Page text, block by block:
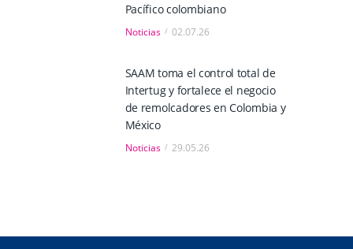
Pacífico colombiano
Noticias 02.07.26
SAAM toma el control total de
Intertug y fortalece el negocio
de remolcadores en Colombia y
México
Noticias 29.05.26